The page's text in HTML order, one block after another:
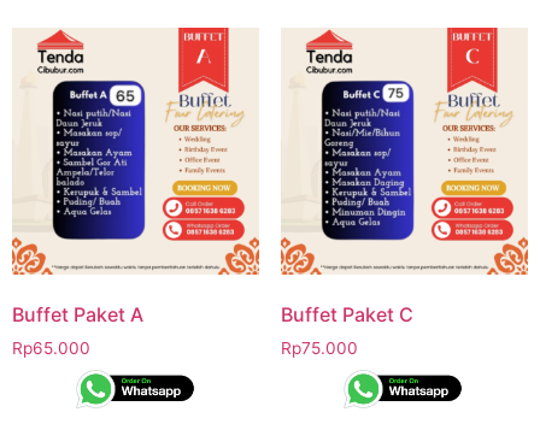
Buffet Paket A
Rp65.000
Buffet Paket C
Rp75.000